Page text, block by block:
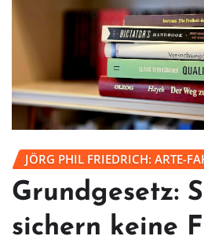
JÖRG PHIL FRIEDRICH: ARTE-
Grundgesetz:
sichern keine